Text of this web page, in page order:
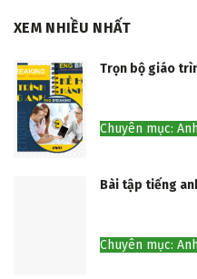
XEM NHIỀU NHẤT
Trọn bộ giáo
Chuyên mục:
Bài tập tiếng
Chuyên mục: